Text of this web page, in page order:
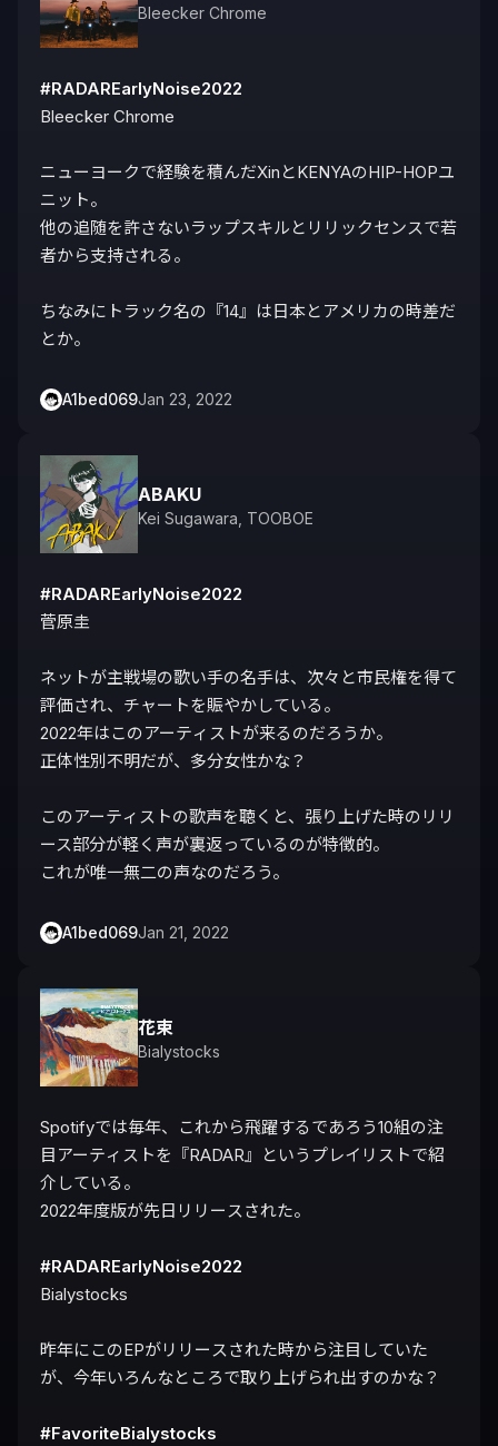
Bleecker Chrome
#RADAREarlyNoise2022
Bleecker Chrome
ニューヨークで経験を積んだXinとKENYAのHIP-HOPユ
ニット。
他の追随を許さないラップスキルとリリックセンスで若
者から支持される。
ちなみにトラック名の『14』は日本とアメリカの時差だ
とか。
A1bed069Jan 23, 2022
ABAKU
Kei Sugawara TOOBOE
#RADAREarlyNoise2022
菅原圭
ネットが主戦場の歌い手の名手は、次々と市民権を得て
評価され、チャートを賑やかしている。
2022年はこのアーティストが来るのだろうか。
正体性別不明だが、多分女性かな？
このアーティストの歌声を聴くと、張り上げた時のリリ
ース部分が軽く声が裏返っているのが特徴的。
これが唯一無二の声なのだろう。
A1bed069Jan 21, 2022
花束
Bialystocks
Spotifyでは毎年、これから飛躍するであろう10組の注
目アーティストを『RADAR』というプレイリストで紹
介している。
2022年度版が先日リリースされた。
#RADAREarlyNoise2022
Bialystocks
昨年にこのEPがリリースされた時から注目していた
が、今年いろんなところで取り上げられ出すのかな？
#FavoriteBialystocks